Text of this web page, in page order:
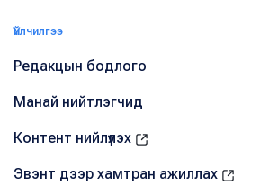
Үйлчилгээ
Редакцын бодлого
Манай нийтлэгчид
Контент нийлүүлэх
Эвэнт дээр хамтран ажиллах